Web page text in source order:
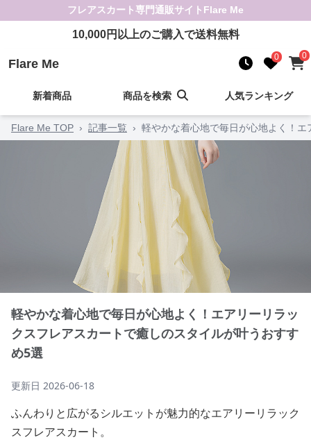
フレアスカート専門通販サイト Flare Me
10,000円以上のご購入で送料無料
Flare Me 0 0
新着商品 商品を検索 人気ランキング
Flare Me TOP › 記事一覧 › 軽やかな着心地で毎日が心地よく！
軽やかな着心地で毎日が心地よく！エアリーリラッ
クスフレアスカートで癒しのスタイルが叶うおすす
め5選
更新日 2026-06-18
ふんわりと広がるシルエットが魅力的なエアリーリラック
スフレアスカート。